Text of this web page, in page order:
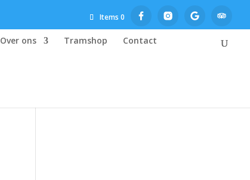
Items 0
Over ons Tramshop Contact